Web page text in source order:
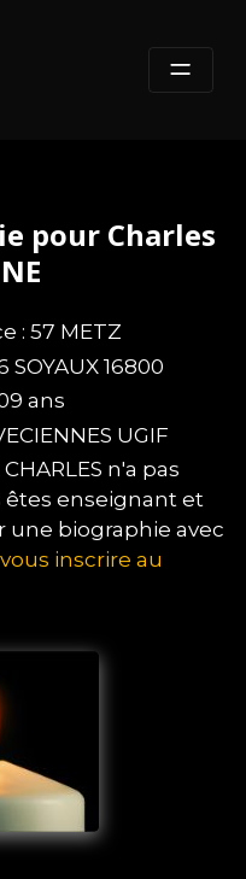
pour Charles
: 57 METZ
16800
ans
UGIF
n'a pas
êtes enseignant et
une biographie avec
inscrire au